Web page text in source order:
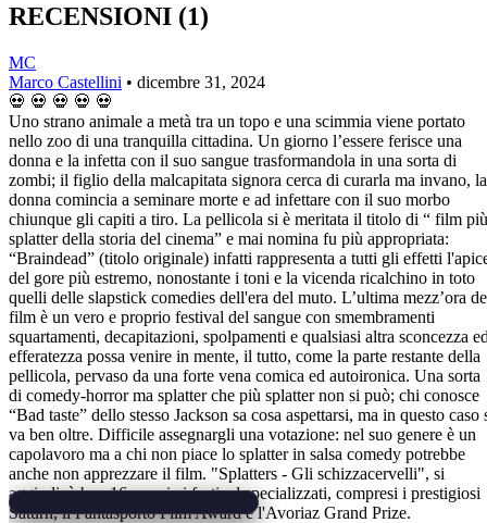
RECENSIONI (1)
MC
Marco Castellini • dicembre 31, 2024
💀 💀 💀 💀 💀
Uno strano animale a metà tra un topo e una scimmia viene portato
nello zoo di una tranquilla cittadina. Un giorno l’essere ferisce una
donna e la infetta con il suo sangue trasformandola in una sorta di
zombi; il figlio della malcapitata signora cerca di curarla ma invano, la
donna comincia a seminare morte e ad infettare con il suo morbo
chiunque gli capiti a tiro. La pellicola si è meritata il titolo di “ film più
splatter della storia del cinema” e mai nomina fu più appropriata:
“Braindead” (titolo originale) infatti rappresenta a tutti gli effetti
del gore più estremo, nonostante i toni e la vicenda ricalchino in toto
quelli delle slapstick comedies dell'era del muto. L’ultima mezz’ora
film è un vero e proprio festival del sangue con smembramenti
squartamenti, decapitazioni, spolpamenti e qualsiasi altra sconcezza
efferatezza possa venire in mente, il tutto, come la parte restante della
pellicola, pervaso da una forte vena comica ed autoironica. Una sorta
di comedy-horror ma splatter che più splatter non si può; chi conosce
“Bad taste” dello stesso Jackson sa cosa aspettarsi, ma in questo caso
va ben oltre. Difficile assegnargli una votazione: nel suo genere è un
capolavoro ma a chi non piace lo splatter in salsa comedy potrebbe
anche non apprezzare il film. "Splatters - Gli schizzacervelli", si
aggiudicò ben 16 premi ai festival specializzati, compresi i prestigiosi
Saturn, il Fantasporto Film Award e l'Avoriaz Grand Prize.